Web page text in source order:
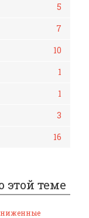
5
7
10
1
1
3
16
этой теме